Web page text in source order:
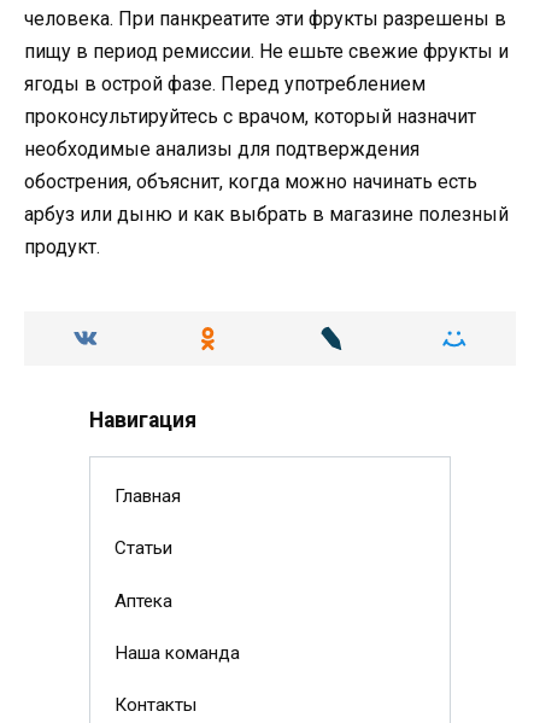
человека. При панкреатите эти фрукты разрешены в
пищу в период ремиссии. Не ешьте свежие фрукты и
ягоды в острой фазе. Перед употреблением
проконсультируйтесь с врачом, который назначит
необходимые анализы для подтверждения
обострения, объяснит, когда можно начинать есть
арбуз или дыню и как выбрать в магазине полезный
продукт.
Навигация
Главная
Статьи
Аптека
Наша команда
Контакты